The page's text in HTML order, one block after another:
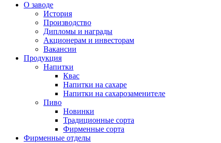
О заводе
История
Производство
Дипломы и награды
Акционерам и инвесторам
Вакансии
Продукция
Напитки
Квас
Напитки на сахаре
Напитки на сахарозаменителе
Пиво
Новинки
Традиционные сорта
Фирменные сорта
Фирменные отделы